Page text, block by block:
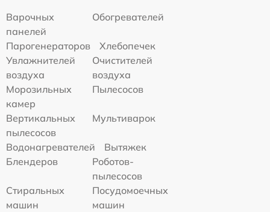
Варочных
панелей
Обогревателей
Парогенераторов
Хлебопечек
Увлажнителей
воздуха
Очистителей
воздуха
Морозильных
камер
Пылесосов
Вертикальных
пылесосов
Мультиварок
Водонагревателей
Вытяжек
Блендеров
Роботов-
пылесосов
Стиральных
машин
Посудомоечных
машин